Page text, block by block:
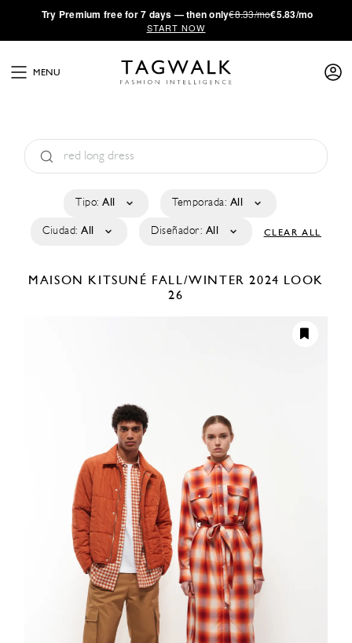
·Try Premium free for 7 days — then only€8.33/mo€5.83/mo
START NOW
MENU
Tipo: All Temporada: All
Ciudad: All Diseñador: All CLEAR ALL
MAISON KITSUNÉ FALL/WINTER 2024 LOOK
26